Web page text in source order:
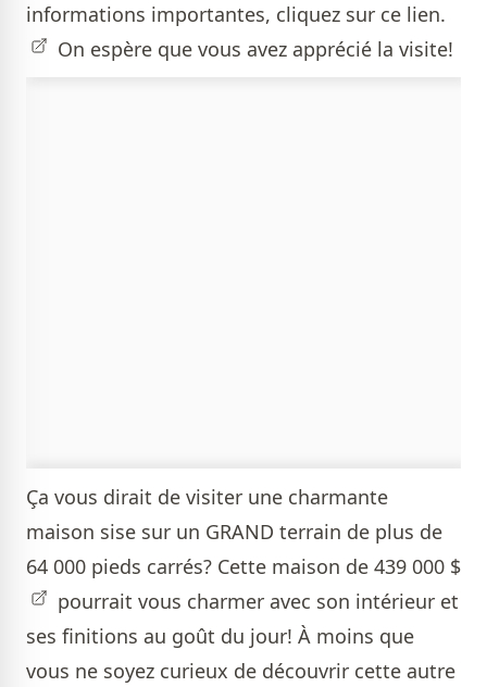
informations importantes , cliquez sur ce lien.
On espère que vous avez apprécié la visite!
Ça vous dirait de visiter une charmante
maison sise sur un GRAND terrain de plus de
64 000 pieds carrés? Cette maison de 439 000 $
pourrait vous charmer avec son intérieur et
ses finitions au goût du jour! À moins que
vous ne soyez curieux de découvrir cette autre